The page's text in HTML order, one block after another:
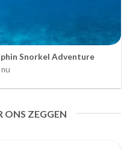
Snorkel Adventure
ONS ZEGGEN